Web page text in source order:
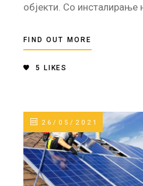
објекти. Со инсталирање
FIND OUT MORE
5 LIKES
26/05/2021